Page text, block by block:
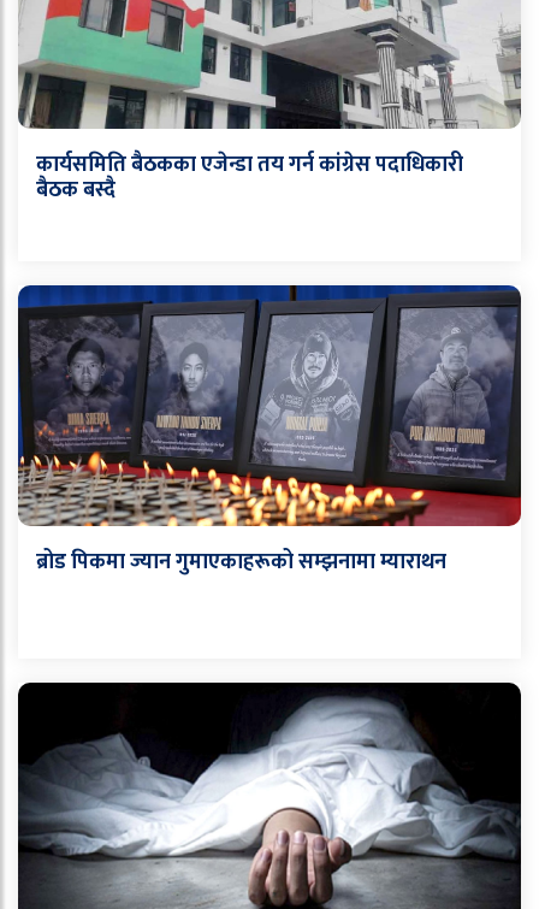
कार्यसमिति बैठकका एजेन्डा तय गर्न कांग्रेस पदाधिकारी
बैठक बस्दै
ब्रोड पिकमा ज्यान गुमाएकाहरूको सम्झनामा म्याराथन